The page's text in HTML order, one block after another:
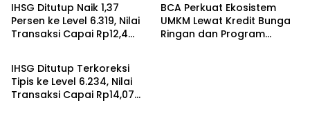
IHSG Ditutup Naik 1,37
Persen ke Level 6.319, Nilai
Transaksi Capai Rp12,4
BCA Perkuat Ekosistem
UMKM Lewat Kredit Bunga
Ringan dan Program
Headline
IHSG Ditutup Terkoreksi
Tipis ke Level 6.234, Nilai
Transaksi Capai Rp14,07